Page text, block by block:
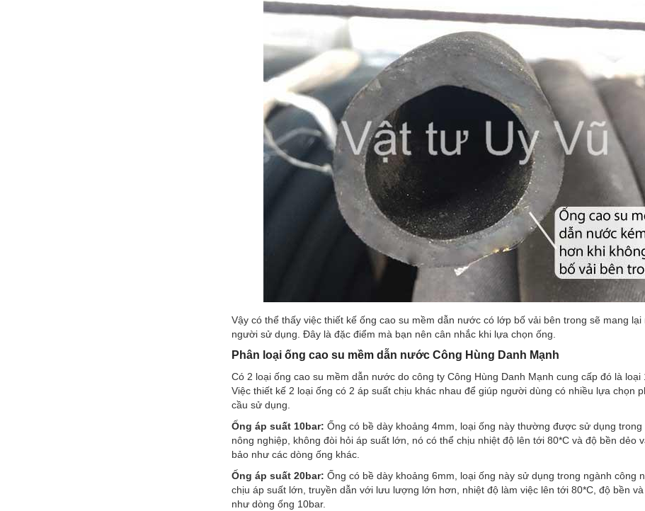
Vậy có thể thấy việc thiết kế ống cao su mềm dẫn nước có lớp bố vải bên trong sẽ mang
người sử dụng. Đây là đặc điểm mà bạn nên cân nhắc khi lựa chọn ống.
Phân loại ống cao su mềm dẫn nước Công Hùng Danh Mạnh
Có 2 loại ống cao su mềm dẫn nước do công ty Công Hùng Danh Mạnh cung cấp đó là loại
Việc thiết kế 2 loại ống có 2 áp suất chịu khác nhau để giúp người dùng có nhiều lựa chọn
cầu sử dụng.
Ống áp suất 10bar: Ống có bề dày khoảng 4mm, loại ống này thường được sử dụng
nông nghiệp, không đòi hỏi áp suất lớn, nó có thể chịu nhiệt độ lên tới 80*C và độ bền dẻo
bảo như các dòng ống khác.
Ống áp suất 20bar: Ống có bề dày khoảng 6mm, loại ống này sử dụng trong ngành công
chịu áp suất lớn, truyền dẫn với lưu lượng lớn hơn, nhiệt độ làm việc lên tới 80*C, độ bền
như dòng ống 10bar.